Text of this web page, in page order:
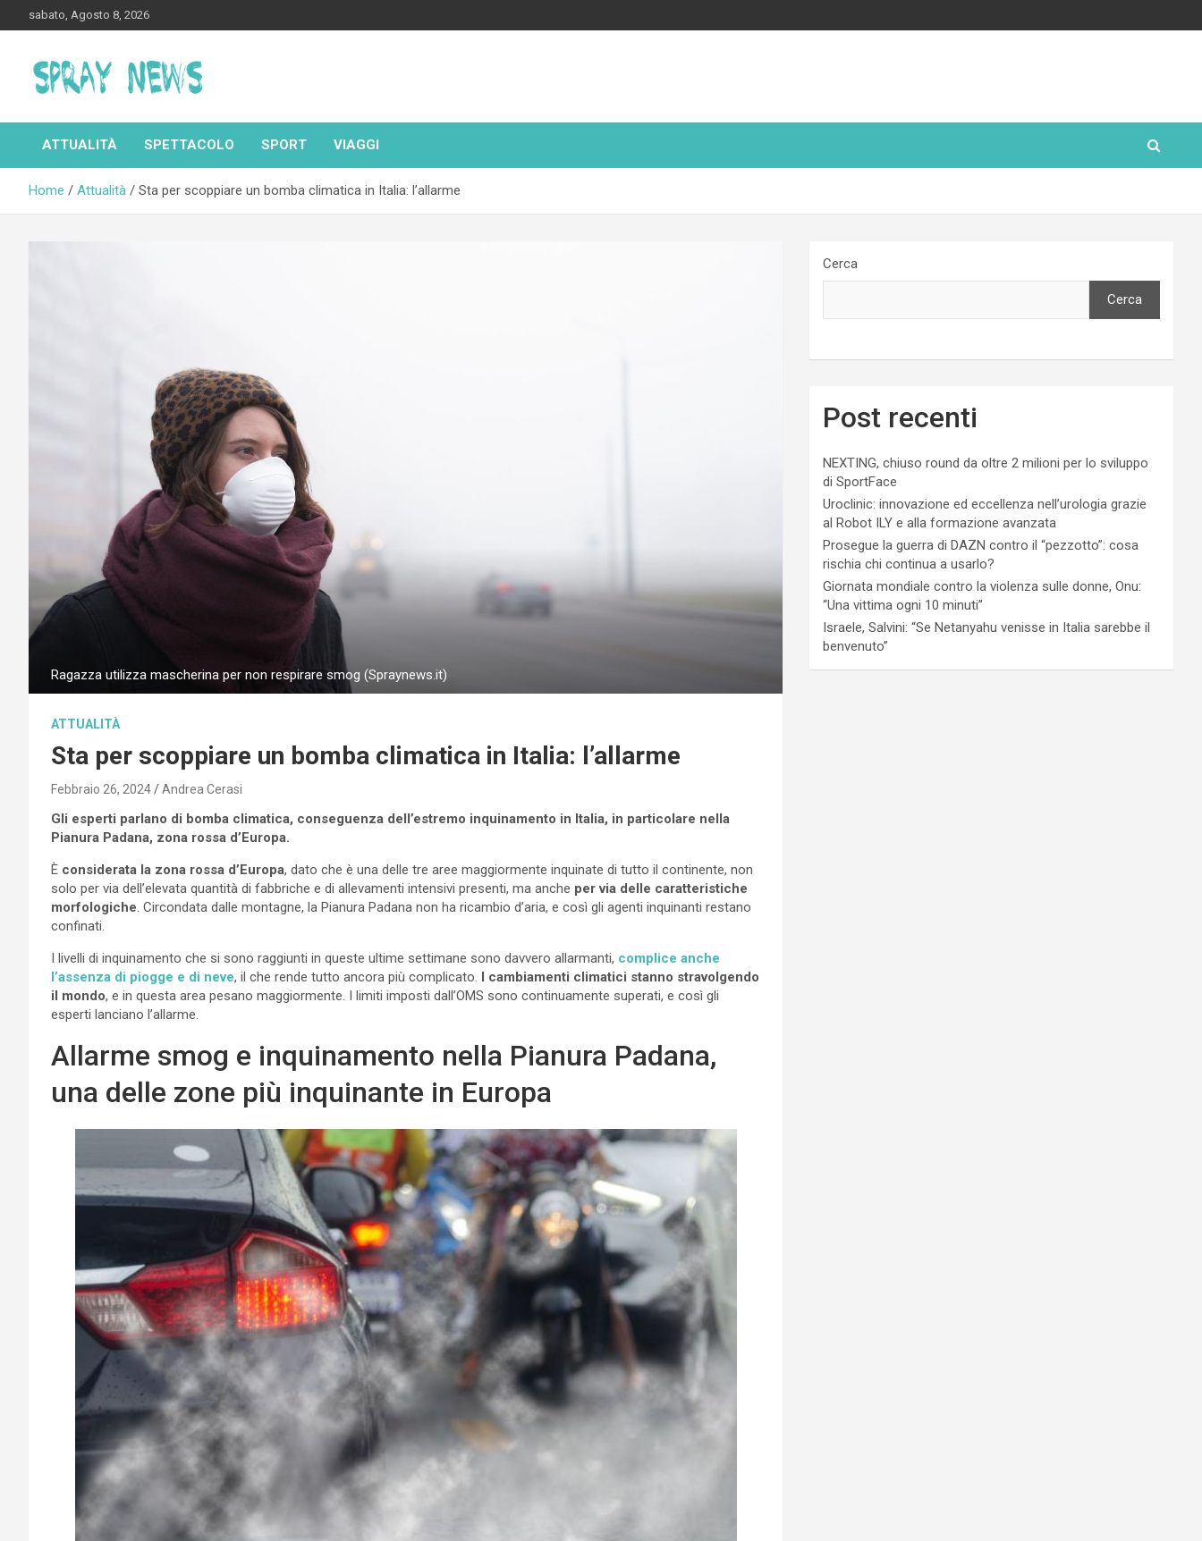
to
sabato, Agosto 8, 2026
Spraynews.it
ATTUALITÀ SPETTACOLO SPORT VIAGGI
Home Attualità Sta per scoppiare un bomba climatica in Italia: l’allarme
Ragazza utilizza mascherina per non respirare smog (Spraynews.it)
ATTUALITÀ
Sta per scoppiare un bomba climatica in Italia: l’allarme
Febbraio 26, 2024 Andrea Cerasi
Gli esperti parlano di bomba climatica, conseguenza dell’estremo inquinamento in Italia, in particolare nella
Pianura Padana, zona rossa d’Europa.
È considerata la zona rossa d’Europa, dato che è una delle tre aree maggiormente inquinate di tutto il continente, non
solo per via dell’elevata quantità di fabbriche e di allevamenti intensivi presenti, ma anche per via delle caratteristiche
morfologiche . Circondata dalle montagne, la Pianura Padana non ha ricambio d’aria, e così gli agenti inquinanti restano
confinati.
I livelli di inquinamento che si sono raggiunti in queste ultime settimane sono davvero allarmanti, complice anche
l’assenza di piogge e di neve, il che rende tutto ancora più complicato. I cambiamenti climatici stanno stravolgendo
il mondo, e in questa area pesano maggiormente. I limiti imposti dall’OMS sono continuamente superati, e così gli
esperti lanciano l’allarme.
Allarme smog e inquinamento nella Pianura Padana,
una delle zone più inquinante in Europa
Cerca
Cerca
Post recenti
NEXTING, chiuso round da oltre 2 milioni per lo sviluppo
di SportFace
Uroclinic: innovazione ed eccellenza nell’urologia grazie
al Robot ILY e alla formazione avanzata
Prosegue la guerra di DAZN contro il “pezzotto”: cosa
rischia chi continua a usarlo?
Giornata mondiale contro la violenza sulle donne, Onu:
“Una vittima ogni 10 minuti”
Israele, Salvini: “Se Netanyahu venisse in Italia sarebbe il
benvenuto”